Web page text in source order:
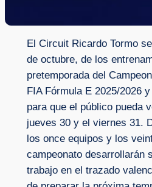
El Circuit Ricardo Tormo
de octubre, de los
pretemporada del
FIA Fórmula E 2025/2026
para que el público pueda
jueves 30 y el viernes 31.
los once equipos y los
campeonato desarrollarán
trabajo en el trazado